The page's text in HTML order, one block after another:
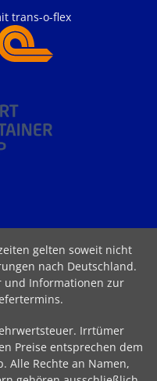
trans-o-flex
gelten soweit nicht
nach Deutschland.
und Informationen zur
.
Irrtümer
Preise entsprechen dem
Alle Rechte an Namen,